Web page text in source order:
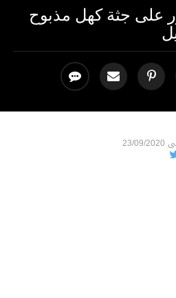
على جثة كهل مذبوح
23/09/2020